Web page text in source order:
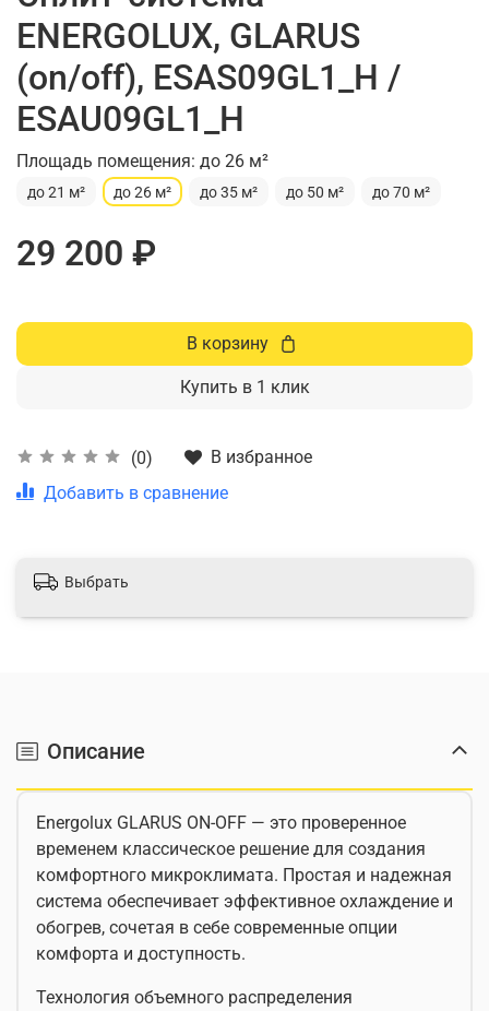
ENERGOLUX, GLARUS
(on/off), ESAS09GL1_H /
ESAU09GL1_H
Площадь помещения: до 26 м²
до 21 м² до 26 м² до 35 м² до 50 м² до 70 м²
(0)
В избранное
Добавить в сравнение
29 200 ₽
В корзину
Купить в 1 клик
Выбрать
Описание
Energolux GLARUS ON-OFF — это проверенное
временем классическое решение для создания
комфортного микроклимата. Простая и надежная
система обеспечивает эффективное охлаждение и
обогрев, сочетая в себе современные опции
комфорта и доступность.
Технология объемного распределения